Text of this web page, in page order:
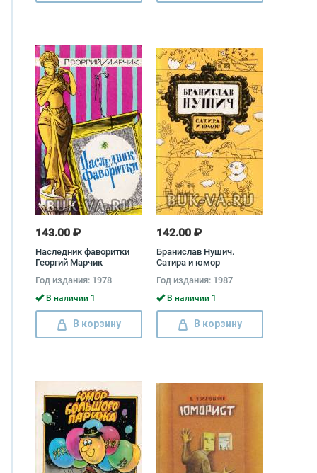
143.00 ₽
Наследник фаворитки
Георгий Марчик
Год издания: 1978
В наличии 1
В корзину
142.00 ₽
Бранислав Нушич.
Сатира и юмор
Год издания: 1987
В наличии 1
В корзину